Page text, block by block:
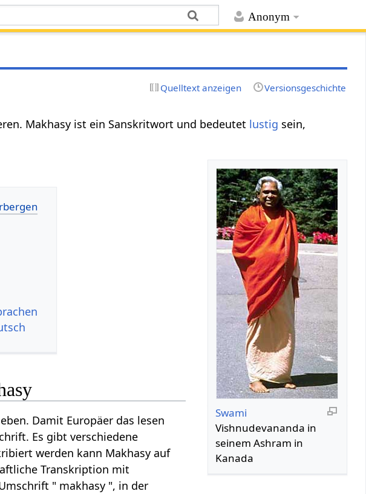
Anonym
Quelltext anzeigen Versionsgeschichte
Makhasy ist ein Sanskritwort und bedeutet lustig sein,
Swami
Vishnudevananda in
seinem Ashram in
Kanada
Damit Europäer das lesen
Es gibt verschiedene
werden kann Makhasy auf
Transkription mit
" makhasy ", in der